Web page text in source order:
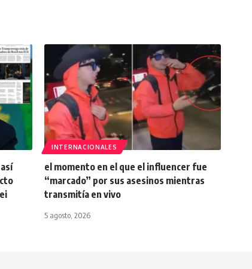
INTERNACIONALES
el momento en el que el influencer fue
“marcado” por sus asesinos mientras
transmitía en vivo
5 agosto, 2026